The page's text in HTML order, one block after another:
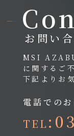
お問い
MSI
に関するご
下記よりお
電話での
TEL